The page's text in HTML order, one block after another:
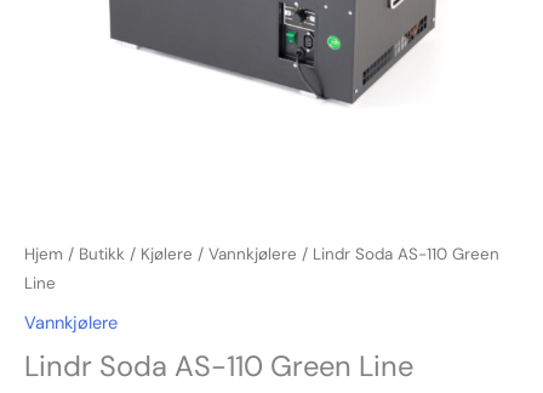
Hjem / Butikk / Kjølere / Vannkjølere / Lindr Soda AS-110 Green
Line
Vannkjølere
Lindr Soda AS-110 Green Line